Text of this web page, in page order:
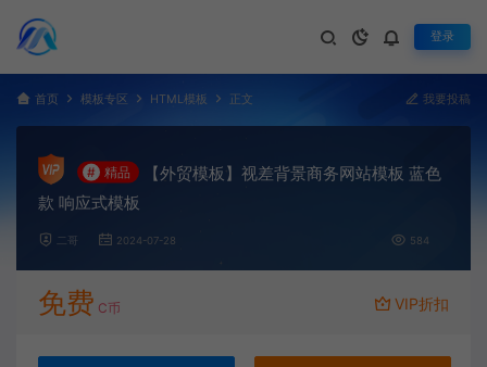
登录
首页 模板专区 HTML模板 正文 我要投稿
# 精品
【外贸模板】视差背景商务网站模板 蓝色
款 响应式模板
二哥 2024-07-28 584
免费 C币 VIP折扣